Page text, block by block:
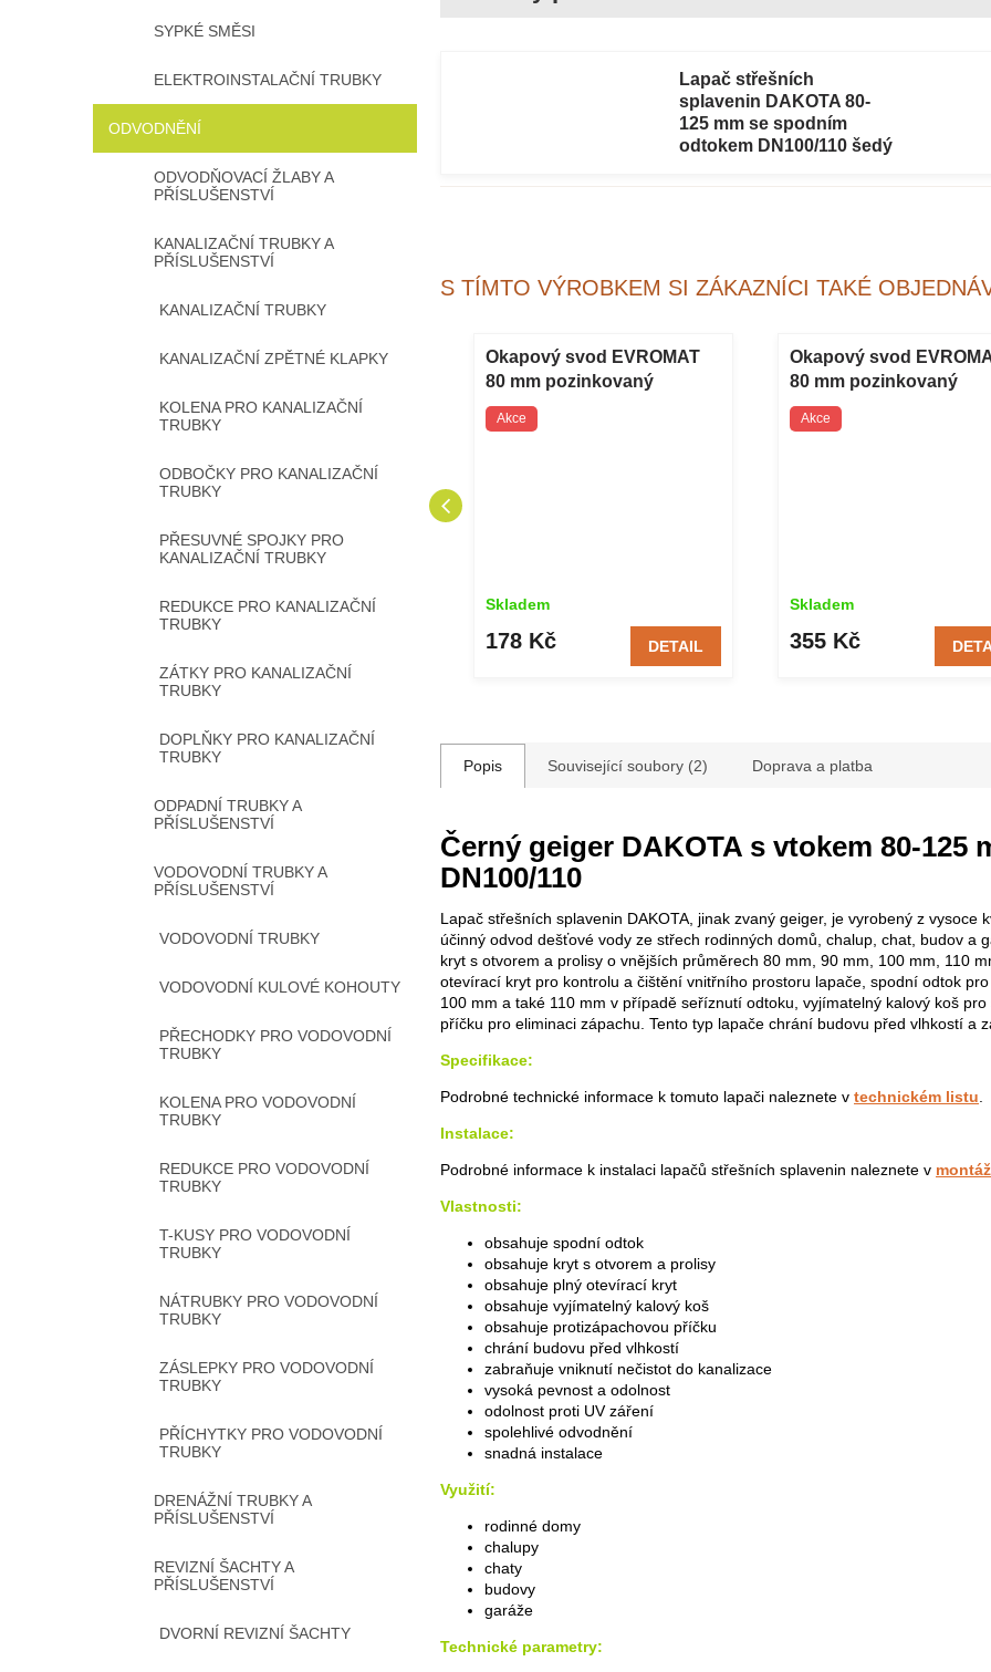
SYPKÉ SMĚSI
ELEKTROINSTALAČNÍ TRUBKY
ODVODNĚNÍ
ODVODŇOVACÍ ŽLABY A
PŘÍSLUŠENSTVÍ
KANALIZAČNÍ TRUBKY A
PŘÍSLUŠENSTVÍ
KANALIZAČNÍ TRUBKY
KANALIZAČNÍ ZPĚTNÉ KLAPKY
KOLENA PRO KANALIZAČNÍ
TRUBKY
ODBOČKY PRO KANALIZAČNÍ
TRUBKY
PŘESUVNÉ SPOJKY PRO
KANALIZAČNÍ TRUBKY
REDUKCE PRO KANALIZAČNÍ
TRUBKY
ZÁTKY PRO KANALIZAČNÍ
TRUBKY
DOPLŇKY PRO KANALIZAČNÍ
TRUBKY
ODPADNÍ TRUBKY A
PŘÍSLUŠENSTVÍ
VODOVODNÍ TRUBKY A
PŘÍSLUŠENSTVÍ
VODOVODNÍ TRUBKY
VODOVODNÍ KULOVÉ KOHOUTY
PŘECHODKY PRO VODOVODNÍ
TRUBKY
KOLENA PRO VODOVODNÍ
TRUBKY
REDUKCE PRO VODOVODNÍ
TRUBKY
T-KUSY PRO VODOVODNÍ
TRUBKY
NÁTRUBKY PRO VODOVODNÍ
TRUBKY
ZÁSLEPKY PRO VODOVODNÍ
TRUBKY
PŘÍCHYTKY PRO VODOVODNÍ
TRUBKY
DRENÁŽNÍ TRUBKY A
PŘÍSLUŠENSTVÍ
REVIZNÍ ŠACHTY A
PŘÍSLUŠENSTVÍ
DVORNÍ REVIZNÍ ŠACHTY
Lapač střešních
splavenin DAKOTA 80-
125 mm se spodním
odtokem DN100/110 šedý
S TÍMTO VÝROBKEM SI ZÁKAZNÍCI TAKÉ
Koleno pro kanalizační
Skladem
Okapový svod EVROMAT
80 mm pozinkovaný
lakovaný 1 m RAL 9005
černý
Akce
Skladem
178 Kč DETAIL
Okapový svod
80 mm pozinkovaný
lakovaný 2 m RAL 9005
černý
Akce
Skladem
355 Kč
Popis Související soubory (2) Doprava a platba
Černý geiger DAKOTA s vtokem 80-125
DN100/110
Lapač střešních splavenin DAKOTA, jinak zvaný geiger, je vyrobený z
účinný odvod dešťové vody ze střech rodinných domů, chalup, chat, budov a
kryt s otvorem a prolisy o vnějších průměrech 80 mm, 90 mm, 100 mm, 110
otevírací kryt pro kontrolu a čištění vnitřního prostoru lapače, spodní odtok
100 mm a také 110 mm v případě seříznutí odtoku, vyjímatelný kalový koš
příčku pro eliminaci zápachu. Tento typ lapače chrání budovu před vlhkostí a
Specifikace:
Podrobné technické informace k tomuto lapači naleznete v technickém listu.
Instalace:
Podrobné informace k instalaci lapačů střešních splavenin naleznete v
Vlastnosti:
obsahuje spodní odtok
obsahuje kryt s otvorem a prolisy
obsahuje plný otevírací kryt
obsahuje vyjímatelný kalový koš
obsahuje protizápachovou příčku
chrání budovu před vlhkostí
zabraňuje vniknutí nečistot do kanalizace
vysoká pevnost a odolnost
odolnost proti UV záření
spolehlivé odvodnění
snadná instalace
Využití:
rodinné domy
chalupy
chaty
budovy
garáže
Technické parametry: